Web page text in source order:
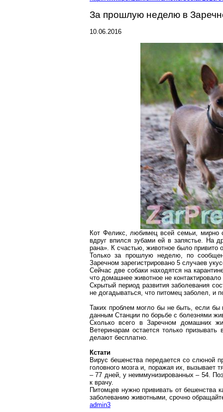
За прошлую неделю в
10.06.2016
Кот Феликс, любимец всей семьи, мирно
вдруг впился зубами ей в запястье. На
рана». К счастью, животное было привито
Только за прошлую неделю, по
Заречном зарегистрировано 5 случаев
Сейчас две собаки находятся на
что домашнее животное не
Скрытый период развития заболевания
не догадываться, что питомец заболел, и
Таких проблем могло бы не быть, если
данным Станции по борьбе с болезнями
Сколько всего в Заречном домашних
Ветеринарам остается только
делают бесплатно.
Кстати
Вирус бешенства передается со слюной
головного мозга и, поражая их,
– 77 дней, унеиммунизированных – 54.
к врачу.
Питомцев нужно прививать от бешенства
заболеванию животными, срочно
admin3